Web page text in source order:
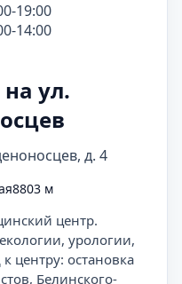
19:00
14:00
ул.
д. 4
8803 м
центр.
урологии,
центру: остановка
Белинского-